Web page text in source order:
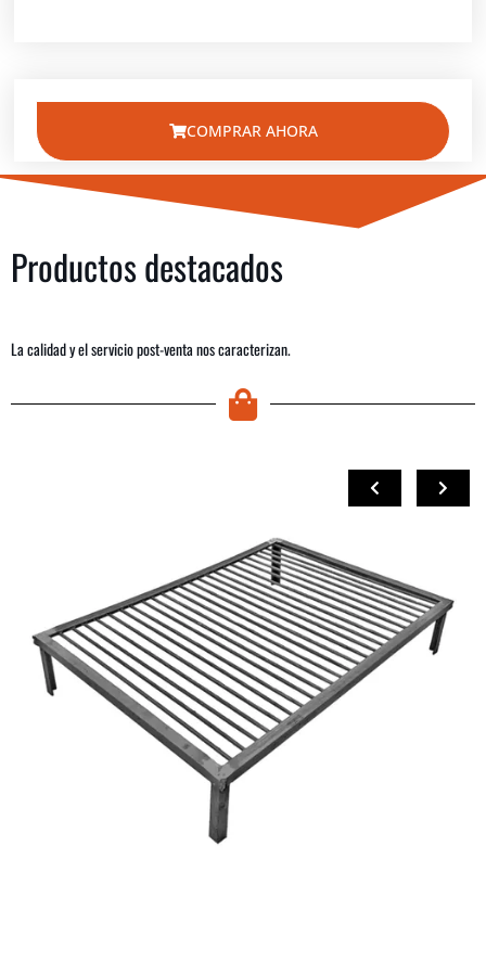
COMPRAR AHORA
Productos destacados
La calidad y el servicio post-venta nos caracterizan.